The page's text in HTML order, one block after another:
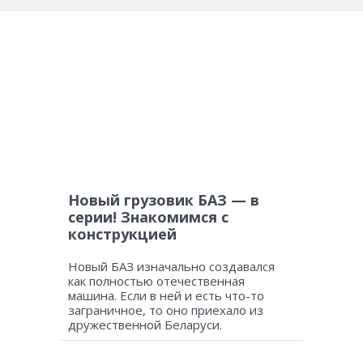
Новый грузовик БАЗ — в
серии! Знакомимся с
конструкцией
Новый БАЗ изначально создавался
как полностью отечественная
машина. Если в ней и есть что-то
заграничное, то оно приехало из
дружественной Беларуси.